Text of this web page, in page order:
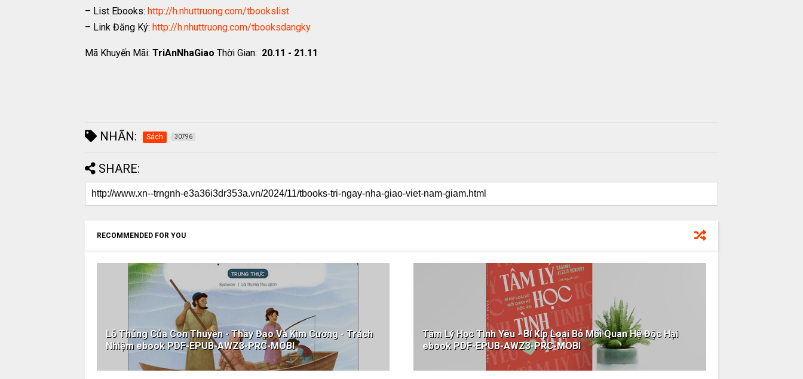
– List Ebooks: http://h.nhuttruong.com/tbookslist
– Link Đăng Ký: http://h.nhuttruong.com/tbooksdangky
Mã Khuyến Mãi: TriAnNhaGiao Thời Gian: 20.11 - 21.11
NHÃN: Sách 30796
SHARE:
RECOMMENDED FOR YOU
Lỗ Thủng Của Con Thuyền - Thầy Đạo Và Kim Cương - Trách
Nhiệm ebook PDF-EPUB-AWZ3-PRC-MOBI
Tâm Lý Học Tình Yêu - Bí Kíp Loại Bỏ Mối Quan Hệ Độc Hại
ebook PDF-EPUB-AWZ3-PRC-MOBI